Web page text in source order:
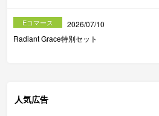
Eコマース
2026/07/10
Radiant Grace特別セット
人気広告